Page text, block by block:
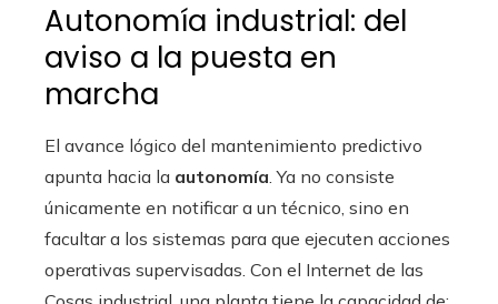
Autonomía industrial: del
aviso a la puesta en
marcha
El avance lógico del mantenimiento predictivo
apunta hacia la autonomía. Ya no consiste
únicamente en notificar a un técnico, sino en
facultar a los sistemas para que ejecuten acciones
operativas supervisadas. Con el Internet de las